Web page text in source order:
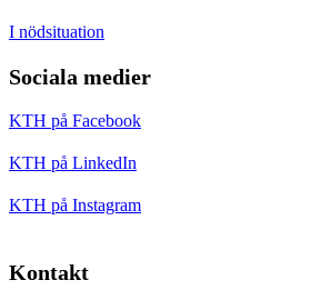
I nödsituation
Sociala medier
KTH på Facebook
KTH på LinkedIn
KTH på Instagram
Kontakt